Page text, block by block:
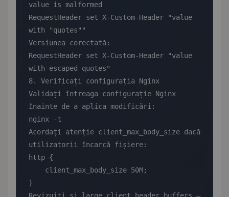
value is malformed
RequestHeader set X-Custom-Header "value
with "quotes""
Versiunea corectată:
RequestHeader set X-Custom-Header "value
with escaped quotes"
8. Verificați configurația Nginx
Validați întreaga configurație Nginx
înainte de a aplica modificări:
nginx -t
Acordați atenție client_max_body_size dacă
utilizatorii încarcă fișiere:
http {
}